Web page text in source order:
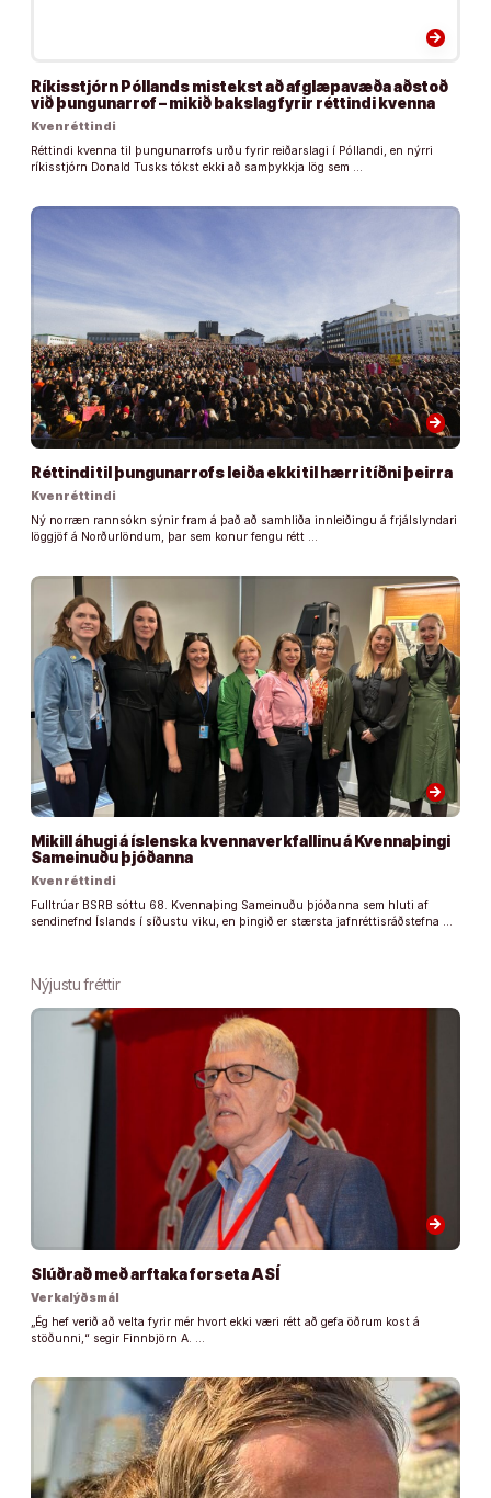
arrow_forward
Ríkisstjórn Póllands mistekst að afglæpavæða aðstoð
við þungunarrof – mikið bakslag fyrir réttindi kvenna
Kvenréttindi
Réttindi kvenna til þungunarrofs urðu fyrir reiðarslagi í Póllandi, en nýrri
ríkisstjórn Donald Tusks tókst ekki að samþykkja lög sem …
arrow_forward
Réttindi til þungunarrofs leiða ekki til hærri tíðni þeirra
Kvenréttindi
Ný norræn rannsókn sýnir fram á það að samhliða innleiðingu á frjálslyndari
löggjöf á Norðurlöndum, þar sem konur fengu rétt …
arrow_forward
Mikill áhugi á íslenska kvennaverkfallinu á Kvennaþingi
Sameinuðu þjóðanna
Kvenréttindi
Fulltrúar BSRB sóttu 68. Kvennaþing Sameinuðu þjóðanna sem hluti af
sendinefnd Íslands í síðustu viku, en þingið er stærsta jafnréttisráðstefna …
Nýjustu fréttir
arrow_forward
Slúðrað með arftaka forseta ASÍ
Verkalýðsmál
„Ég hef verið að velta fyrir mér hvort ekki væri rétt að gefa öðrum kost á
stöðunni,“ segir Finnbjörn A. …